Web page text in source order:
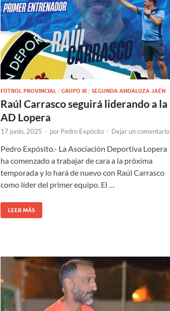
FÚTBOL PROVINCIAL / GRUPO III / SEGUNDA ANDALUZA JAÉN
Raúl Carrasco seguirá liderando a la
AD Lopera
17 junio, 2025 - por Pedro Expósito - Dejar un comentario
Pedro Expósito.- La Asociación Deportiva Lopera
ha comenzado a trabajar de cara a la próxima
temporada y lo hará de nuevo con Raúl Carrasco
como líder del primer equipo. El …
LEER MÁS